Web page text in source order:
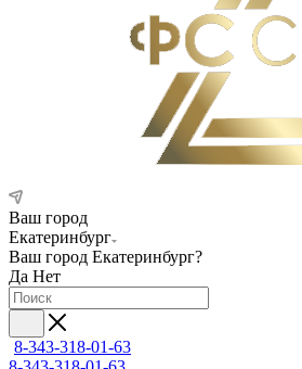
Ваш город
Екатеринбург
Ваш город Екатеринбург?
Да Нет
8-343-318-01-63